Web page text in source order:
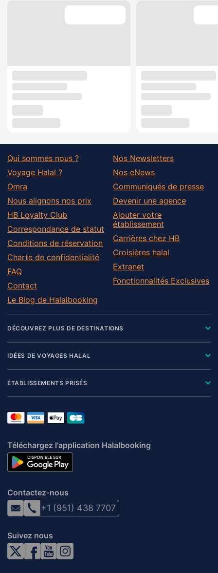
Qui sommes nous ?
Voyage Halal ?
Omra
Nous alignons nos prix
HB Loyalty Club
Correspondance de statut
Conditions de réservation
Charte de confidentialité
FAQ
Contact
Le Blog de Halalbooking
Nos Newsletters
Nos eNews
Communiqués de presse
Devenir une agence
Ajouter votre
établissement
Carrières chez HB
Croisières halal
Extranet
Fonctionnalités Exclusives
DÉCOUVREZ PLUS DE DESTINATIONS
IDÉES DE VOYAGES HALAL
ÉTABLISSEMENTS PRISÉS
Téléchargez l'application Halalbooking
Contactez-nous
+1 (951) 438 7707
Suivez nous